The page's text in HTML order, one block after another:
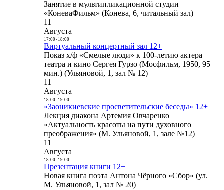
Занятие в мультипликационной студии
«КоневаФильм» (Конева, 6, читальный зал)
11
Августа
17:00- 18:00
Виртуальный концертный зал 12+
Показ х/ф «Смелые люди» к 100-летию актера
театра и кино Сергея Гурзо (Мосфильм, 1950, 95
мин.) (Ульяновой, 1, зал № 12)
11
Августа
18:00- 19:00
«Заоникиевские просветительские беседы» 12+
Лекция диакона Артемия Овчаренко
«Актуальность красоты на пути духовного
преображения» (М. Ульяновой, 1, зале №12)
11
Августа
18:00- 19:00
Презентация книги 12+
Новая книга поэта Антона Чёрного «Сбор» (ул.
М. Ульяновой, 1, зал № 20)